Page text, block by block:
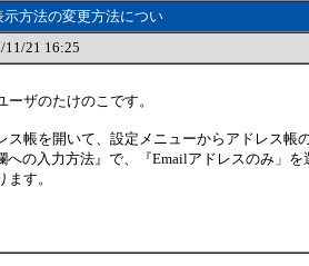
示方法の変更方法につい
21 16:25
ーザのたけのこです。
ス帳を開いて、設定メニューからアドレス帳
への入力方法』で、『Emailアドレスのみ」
ます。